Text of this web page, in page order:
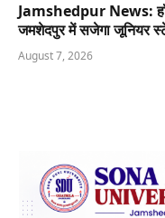
Jamshedpur News:
जमशेदपुर में सजेगा जूनियर
August 7, 2026